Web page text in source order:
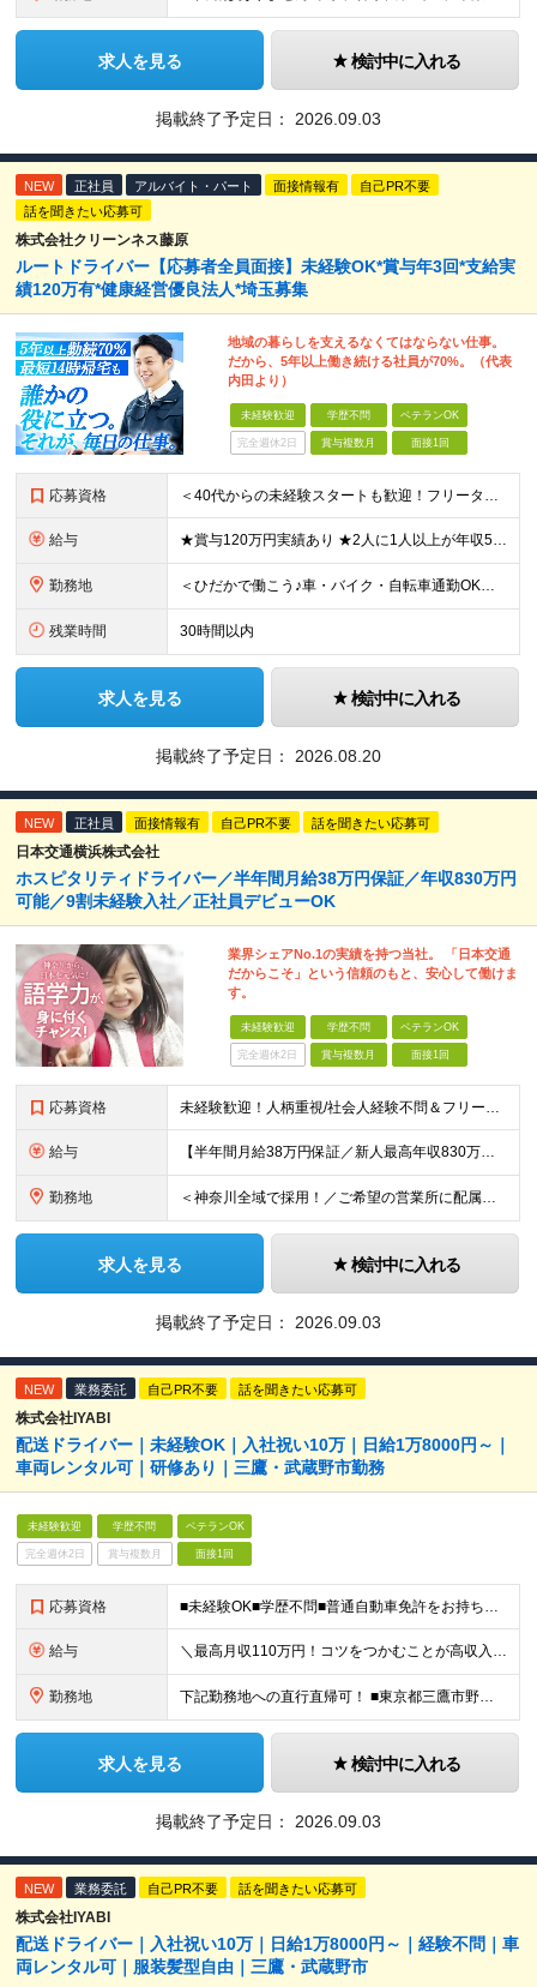
求人を見る 検討中に入れる
掲載終了予定日： 2026.09.03
NEW 正社員 アルバイト・パート 面接情報有
自己PR不要
話を聞きたい応募可
株式会社クリーンネス藤原
ルートドライバー【応募者全員面接】未経験OK*賞与年3回*支給実
績120万有*健康経営優良法人*埼玉募集
地域の暮らしを支えるなくてはならない仕事。
だから、5年以上働き続ける社員が70%。（代表
内田より）
未経験歓迎 学歴不問 ベテランOK
完全週休2日 賞与複数月 面接1回
応募資格 ＜40代からの未経験スタートも歓迎！フリーターでもOK＞ type経由での入社者多数！ほぼ全員未経験スタートです◎ ★自己PR＆志望理由必要ナシ ★応募者全員面接 ★未経験OK ★社会人経験初めても
給与 ★賞与120万円実績あり ★2人に1人以上が年収500万円以上 （今後年収500万円以上の層はさらに増える予定。年収500万円以下は多くが直近入社者） ★賞与支給実績120万円あり ★免許取得にかかる
勤務地 ＜ひだかで働こう♪車・バイク・自転車通勤OK！埼玉エリア勤務＞ 埼玉県日高市大字田波目581-3（日高市役所の近く） └転勤なし！ └通勤費上限3万円まで支給 └駐車場完備 【社員の方のお住まい先】
残業時間 30時間以内
求人を見る 検討中に入れる
掲載終了予定日： 2026.08.20
NEW 正社員 面接情報有 自己PR不要 話を聞きたい応募可
日本交通横浜株式会社
ホスピタリティドライバー／半年間月給38万円保証／年収830万円
可能／9割未経験入社／正社員デビューOK
業界シェアNo.1の実績を持つ当社。 「日本交通
だからこそ」という信頼のもと、安心して働けま
す。
未経験歓迎 学歴不問 ベテランOK
完全週休2日 賞与複数月 面接1回
応募資格 未経験歓迎！人柄重視/社会人経験不問＆フリーターもOK ■普通自動車免許（AT限定可）を取得して1年以上経過している方 ※前職・学歴・ブランク・転職回数などは一切不問です。 <2種免許取得代は全額
給与 【半年間月給38万円保証／新人最高年収830万円／賞与年2回／給料控除を100%撤廃】 6ヶ月間、月給38万円保証＋歩合給＋賞与年2回（川崎／保土ヶ谷／戸塚） ◆保証額を超える売上時は上乗せした給与
勤務地 ＜神奈川全域で採用！／ご希望の営業所に配属＞◎転居を伴う転勤なし！◎U・Iターン歓迎！◎マイカー通勤OK（駐車場完備） 神奈川全域に6拠点（★希望の営業所に配属） ■本社：横浜市戸塚区名瀬町1152
求人を見る 検討中に入れる
掲載終了予定日： 2026.09.03
NEW 業務委託 自己PR不要 話を聞きたい応募可
株式会社IYABI
配送ドライバー｜未経験OK｜入社祝い10万｜日給1万8000円～｜
車両レンタル可｜研修あり｜三鷹・武蔵野市勤務
未経験歓迎 学歴不問 ベテランOK
完全週休2日 賞与複数月 面接1回
応募資格 ■未経験OK■学歴不問■普通自動車免許をお持ちの方(AT限定可) ★20～30代が中心の、比較的若い組織です！ コツやノウハウを共有したり、フォローし合ったりと協力しながら皆で結果を出しています！
給与 ＼最高月収110万円！コツをつかむことが高収入に直結！／ 報酬／1日あたり1万8000円～5万円 ◎試用期間はありません ◎日払い、週払い可(アプリから簡単に申請できます！) ◎スキルにより、単価
勤務地 下記勤務地への直行直帰可！ ■東京都三鷹市野崎3丁目 ■東京都三鷹市下連雀3丁目 ★配達エリアは三鷹市、武蔵野市です (変更の範囲)上記を除く当社関連勤務地 ≪三鷹市・武蔵野市の魅力ポイント≫
求人を見る 検討中に入れる
掲載終了予定日： 2026.09.03
NEW 業務委託 自己PR不要 話を聞きたい応募可
株式会社IYABI
配送ドライバー｜入社祝い10万｜日給1万8000円～｜経験不問｜車
両レンタル可｜服装髪型自由｜三鷹・武蔵野市